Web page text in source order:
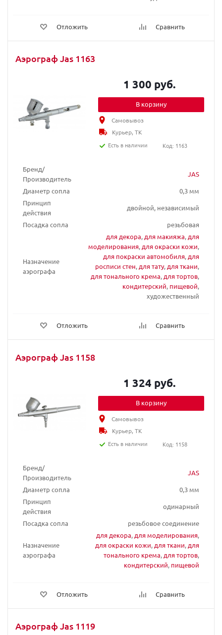
Отложить Сравнить
Аэрограф Jas 1163
Бренд/
Производитель
JAS
Диаметр сопла
0,3 мм
Принцип
действия
двойной, независимый
Посадка сопла
резьбовая
Назначение
аэрографа
для декора, для макияжа, для
моделирования, для окраски кожи,
для покраски автомобиля, для
росписи стен, для тату, для ткани,
для тонального крема, для тортов,
кондитерский, пищевой,
художественный
Отложить Сравнить
1 300 руб.
В корзину
Самовывоз
Курьер, ТК
Есть в наличии
Код: 1163
Аэрограф Jas 1158
Бренд/
Производитель
JAS
Диаметр сопла
0,3 мм
Принцип
действия
одинарный
Посадка сопла
резьбовое соединение
Назначение
аэрографа
для декора, для моделирования,
для окраски кожи, для ткани, для
тонального крема, для тортов,
кондитерский, пищевой
Отложить Сравнить
1 324 руб.
В корзину
Самовывоз
Курьер, ТК
Есть в наличии
Код: 1158
Аэрограф Jas 1119